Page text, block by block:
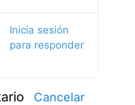
Inicia sesión
para responder
Cancelar